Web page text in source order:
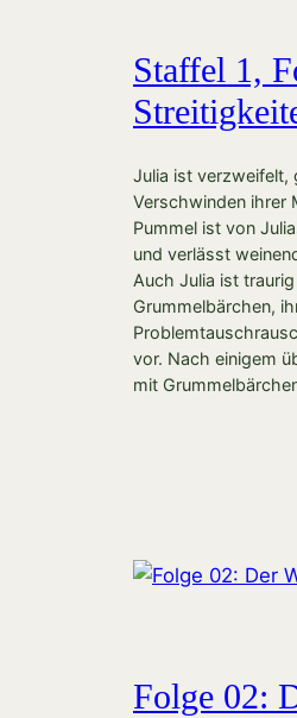
Staffel 1,
Julia ist verzweifelt,
Verschwinden ihrer
Pummel ist von
und verlässt
Auch Julia ist
Grummelbärchen,
vor. Nach einigem
mit
Folge 02: